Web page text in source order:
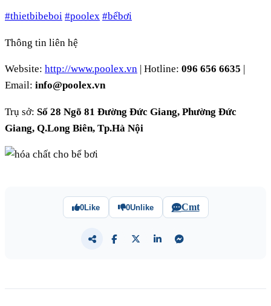
#thietbibeboi #poolex #bểbơi
Thông tin liên hệ
Website: http://www.poolex.vn | Hotline: 096 656 6635
Email: info@poolex.vn
Trụ sở: Số 28 Ngõ 81 Đường Đức Giang, Phường Đức
Giang, Q.Long Biên, Tp.Hà Nội
0Like 0Unlike Cmt